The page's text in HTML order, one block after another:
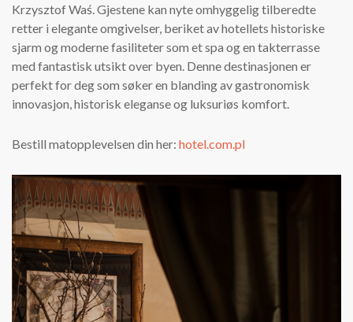
Krzysztof Waś. Gjestene kan nyte omhyggelig tilberedte
retter i elegante omgivelser, beriket av hotellets historiske
sjarm og moderne fasiliteter som et spa og en takterrasse
med fantastisk utsikt over byen. Denne destinasjonen er
perfekt for deg som søker en blanding av gastronomisk
innovasjon, historisk eleganse og luksuriøs komfort.
Bestill matopplevelsen din her: hotel.com.pl